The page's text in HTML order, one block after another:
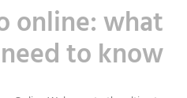
online: what
to know